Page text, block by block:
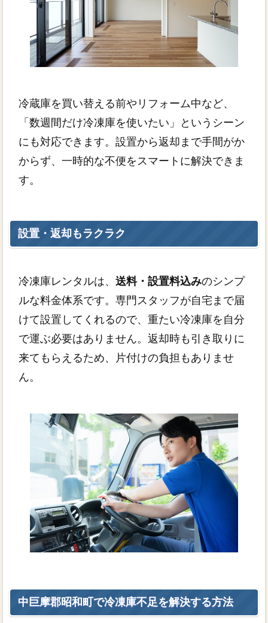
冷蔵庫を買い替える前やリフォーム中など、
「数週間だけ冷凍庫を使いたい」というシーン
にも対応できます。設置から返却まで手間がか
からず、一時的な不便をスマートに解決できま
す。
設置・返却もラクラク
冷凍庫レンタルは、 送料・設置料込みのシンプ
ルな料金体系です。専門スタッフが自宅まで届
けて設置してくれるので、重たい冷凍庫を自分
で運ぶ必要はありません。返却時も引き取りに
来てもらえるため、片付けの負担もありませ
ん。
中巨摩郡昭和町で冷凍庫不足を解決する方法